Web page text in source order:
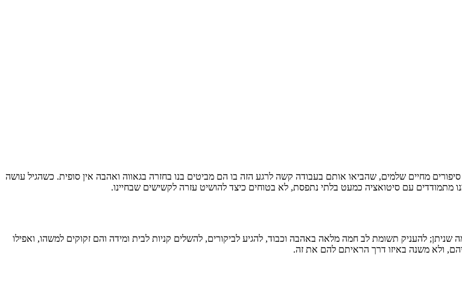
מחיים שלמים, שהביאו אותם בעבודה קשה לרגע הזה בו הם מביטים בנו בחזרה בגאווה ואהבה אין סופית. כשהגיל עושה
מתמודדים עם סיטואציה כמעט בלתי נתפסת, לא בטוחים כיצד להושיט עזרה לקשישים שבחיינו.
להעניק תשומת לב חמה מלאה באהבה וכבוד, להגיע לביקורים, להשלים קניות לבית ומידה והם זקוקים למשהו, ואפילו
ולא משנה באיזו דרך הראיתם להם את זה.